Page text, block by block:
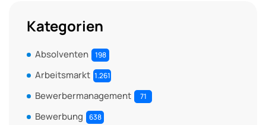
Kategorien
Absolventen 198
Arbeitsmarkt 1.261
Bewerbermanagement 71
Bewerbung 638